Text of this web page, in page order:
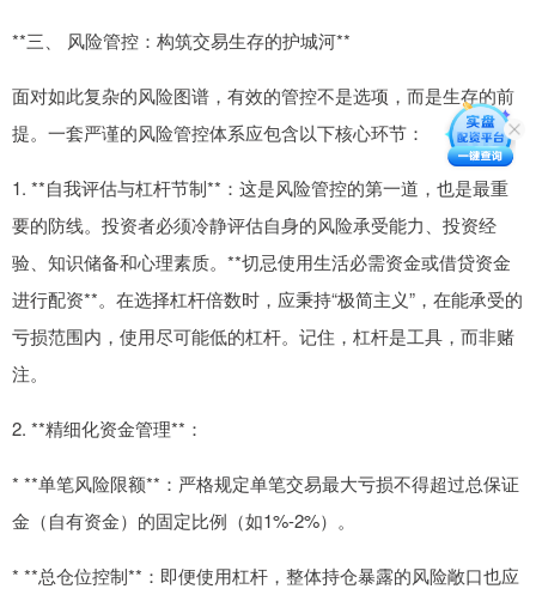
**三、 风险管控：构筑交易生存的护城河**
面对如此复杂的风险图谱，有效的管控不是选项，而是生存的前
提。一套严谨的风险管控体系应包含以下核心环节：
1. **自我评估与杠杆节制**：这是风险管控的第一道，也是最重
要的防线。投资者必须冷静评估自身的风险承受能力、投资经
验、知识储备和心理素质。**切忌使用生活必需资金或借贷资金
进行配资**。在选择杠杆倍数时，应秉持“极简主义”，在能承受的
亏损范围内，使用尽可能低的杠杆。记住，杠杆是工具，而非赌
注。
2. **精细化资金管理**：
* **单笔风险限额**：严格规定单笔交易最大亏损不得超过总保证
金（自有资金）的固定比例（如1%-2%）。
* **总仓位控制**：即便使用杠杆，整体持仓暴露的风险敞口也应